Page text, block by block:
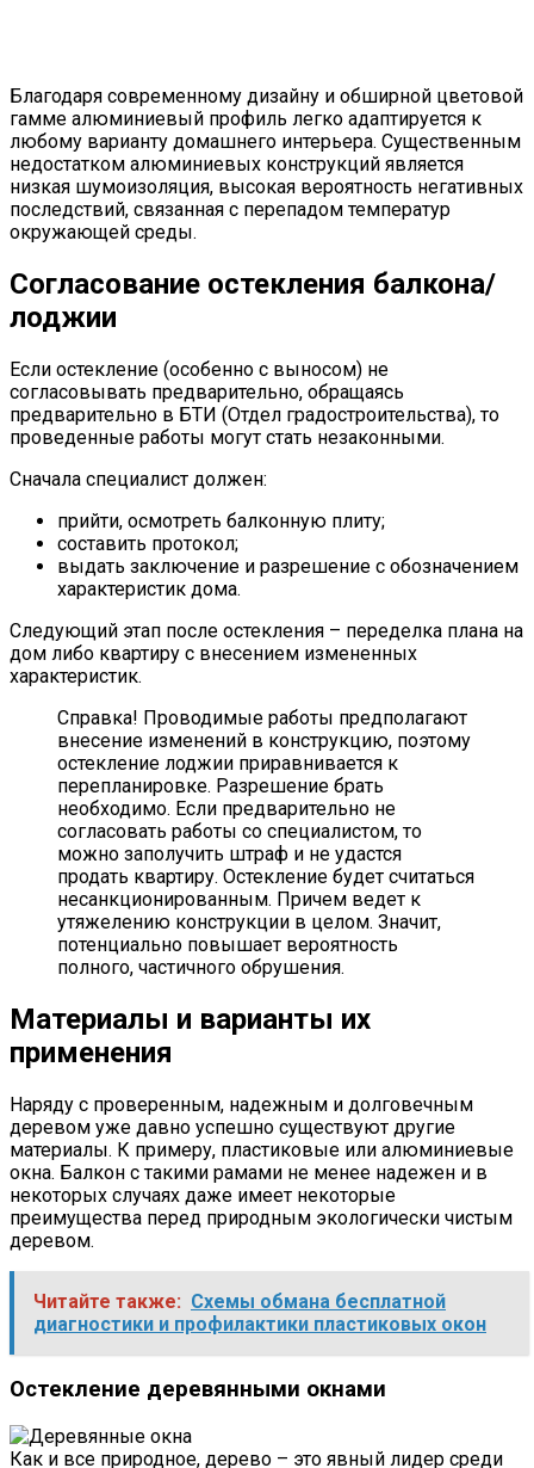
Благодаря современному дизайну и обширной цветовой
гамме алюминиевый профиль легко адаптируется к
любому варианту домашнего интерьера. Существенным
недостатком алюминиевых конструкций является
низкая шумоизоляция, высокая вероятность негативных
последствий, связанная с перепадом температур
окружающей среды.
Согласование остекления балкона/
лоджии
Если остекление (особенно с выносом) не
согласовывать предварительно, обращаясь
предварительно в БТИ (Отдел градостроительства), то
проведенные работы могут стать незаконными.
Сначала специалист должен:
прийти, осмотреть балконную плиту;
составить протокол;
выдать заключение и разрешение с обозначением
характеристик дома.
Следующий этап после остекления – переделка плана на
дом либо квартиру с внесением измененных
характеристик.
Справка! Проводимые работы предполагают
внесение изменений в конструкцию, поэтому
остекление лоджии приравнивается к
перепланировке. Разрешение брать
необходимо. Если предварительно не
согласовать работы со специалистом, то
можно заполучить штраф и не удастся
продать квартиру. Остекление будет считаться
несанкционированным. Причем ведет к
утяжелению конструкции в целом. Значит,
потенциально повышает вероятность
полного, частичного обрушения.
Материалы и варианты их
применения
Наряду с проверенным, надежным и долговечным
деревом уже давно успешно существуют другие
материалы. К примеру, пластиковые или алюминиевые
окна. Балкон с такими рамами не менее надежен и в
некоторых случаях даже имеет некоторые
преимущества перед природным экологически чистым
деревом.
Читайте также: Схемы обмана бесплатной
диагностики и профилактики пластиковых окон
Остекление деревянными окнами
Как и все природное, дерево – это явный лидер среди